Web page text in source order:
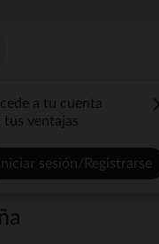
a tu cuenta
tus ventajas
Iniciar sesión/Registrarse